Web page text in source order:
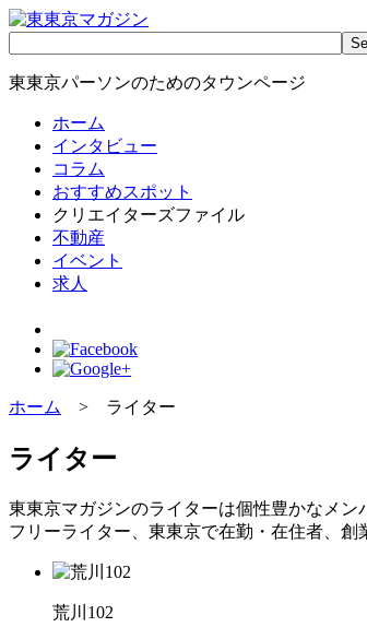
東東京パーソンのためのタウンページ
ホーム
インタビュー
コラム
おすすめスポット
クリエイターズファイル
不動産
イベント
求人
ホーム > ライター
ライター
東東京マガジンのライターは個性豊かなメン
フリーライター、東東京で在勤・在住者、
荒川102